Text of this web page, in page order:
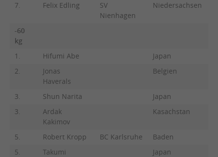
7.
Felix Edling
SV
Nienhagen
Niedersachsen
-60
kg
1.
Hifumi Abe
Japan
2.
Jonas
Haverals
Belgien
3. Shun Narita
Japan
3.
Ardak
Kakimov
Kasachstan
5. Robert Kropp BC Karlsruhe
Baden
5.
Takumi
Japan